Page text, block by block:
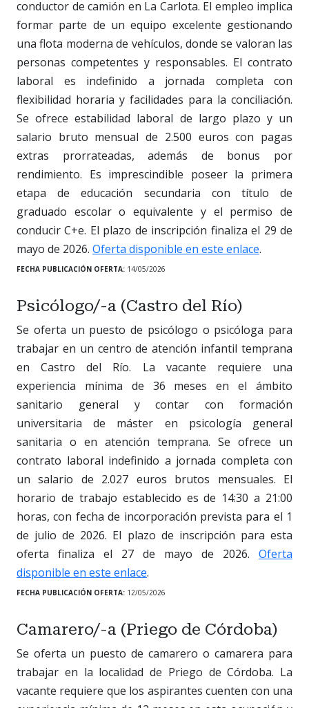
conductor de camión en La Carlota. El empleo implica
formar parte de un equipo excelente gestionando
una flota moderna de vehículos, donde se valoran las
personas competentes y responsables. El contrato
laboral es indefinido a jornada completa con
flexibilidad horaria y facilidades para la conciliación.
Se ofrece estabilidad laboral de largo plazo y un
salario bruto mensual de 2.500 euros con pagas
extras prorrateadas, además de bonus por
rendimiento. Es imprescindible poseer la primera
etapa de educación secundaria con título de
graduado escolar o equivalente y el permiso de
conducir C+e. El plazo de inscripción finaliza el 29 de
mayo de 2026. Oferta disponible en este enlace.
FECHA PUBLICACIÓN OFERTA: 14/05/2026
Psicólogo/-a (Castro del Río)
Se oferta un puesto de psicólogo o psicóloga para
trabajar en un centro de atención infantil temprana
en Castro del Río. La vacante requiere una
experiencia mínima de 36 meses en el ámbito
sanitario general y contar con formación
universitaria de máster en psicología general
sanitaria o en atención temprana. Se ofrece un
contrato laboral indefinido a jornada completa con
un salario de 2.027 euros brutos mensuales. El
horario de trabajo establecido es de 14:30 a 21:00
horas, con fecha de incorporación prevista para el 1
de julio de 2026. El plazo de inscripción para esta
oferta finaliza el 27 de mayo de 2026. Oferta
disponible en este enlace.
FECHA PUBLICACIÓN OFERTA: 12/05/2026
Camarero/-a (Priego de Córdoba)
Se oferta un puesto de camarero o camarera para
trabajar en la localidad de Priego de Córdoba. La
vacante requiere que los aspirantes cuenten con una